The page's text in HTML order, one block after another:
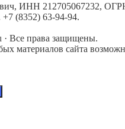
ИНН 212705067232,
(8352) 63-94-94.
· Все права защищены.
материалов сайта